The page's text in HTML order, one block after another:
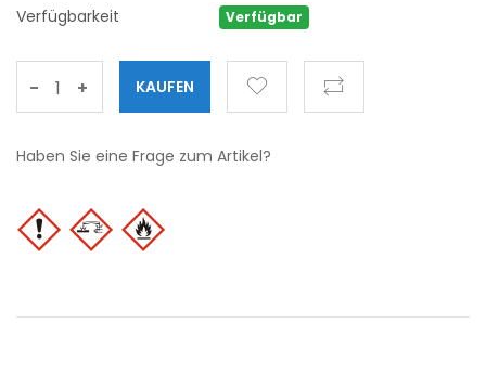
Verfügbarkeit
Verfügbar
- +
Haben Sie eine Frage zum Artikel?